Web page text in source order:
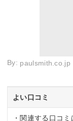
By: paulsmith.co.jp
よい口コミ
・関連する口コ